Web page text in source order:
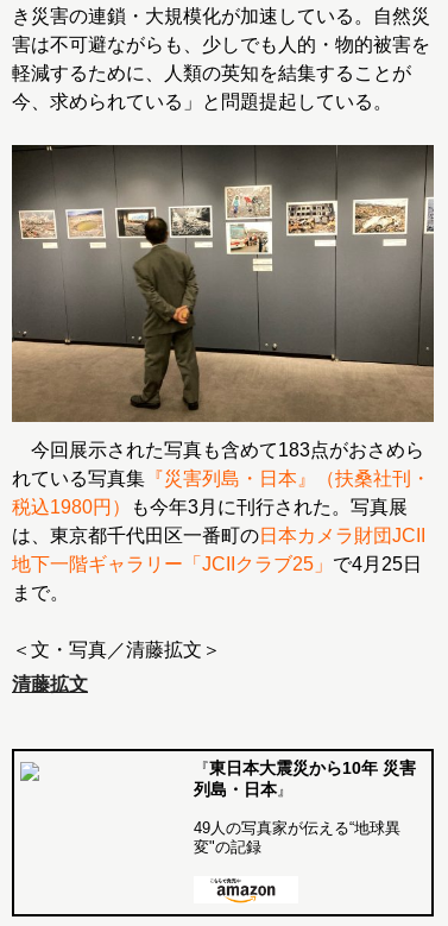
き災害の連鎖・大規模化が加速している。自然災
害は不可避ながらも、少しでも人的・物的被害を
軽減するために、人類の英知を結集することが
今、求められている」と問題提起している。
今回展示された写真も含めて183点がおさめら
れている写真集 『災害列島・日本』（扶桑社刊・
税込1980円）
も今年3月に刊行された。写真展
は、東京都千代田区一番町の日本カメラ財団JCII
地下一階ギャラリー「JCIIクラブ25」 で4月25日
まで。
＜文・写真／清藤拡文＞
清藤拡文
『東日本大震災から10年 災害
列島・日本』
49人の写真家が伝える“地球異
変"の記録